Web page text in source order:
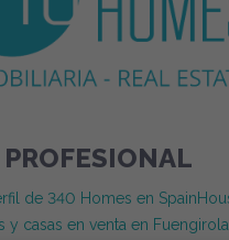
PROFESIONAL
y casas en venta en Fuengirola